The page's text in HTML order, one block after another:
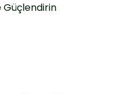
Güçlendirin